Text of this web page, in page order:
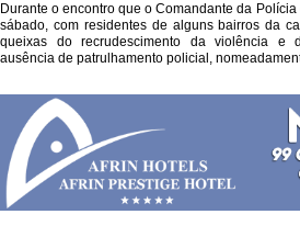
Durante o encontro que o Comandante da
sábado, com residentes de alguns bairros da
queixas do recrudescimento da violência e
ausência de patrulhamento policial,